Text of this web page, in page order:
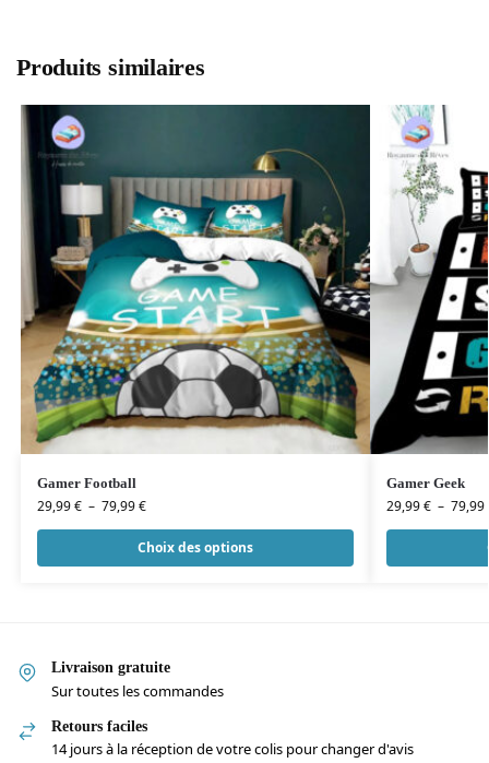
Produits similaires
Gamer Football
29,99€ – 79,99€
Choix des options
Gamer Geek
29,99€ – 79,99
Livraison gratuite
Sur toutes les commandes
Retours faciles
14 jours à la réception de votre colis pour changer d'avis